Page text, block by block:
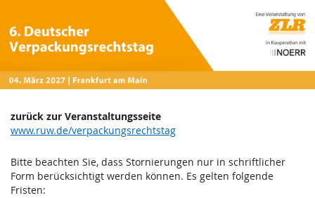
Haupt-
Inhalt
springen
Deutscher
Verpackungsrechtstag
2027
Do,
4.
März
2027
zurück zur Veranstaltungsseite
www.ruw.de/verpackungsrechtstag
Bitte beachten Sie, dass Stornierungen nur in schriftlicher
Form berücksichtigt werden können. Es gelten folgende
Fristen: